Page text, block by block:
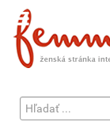
Hľadať
...